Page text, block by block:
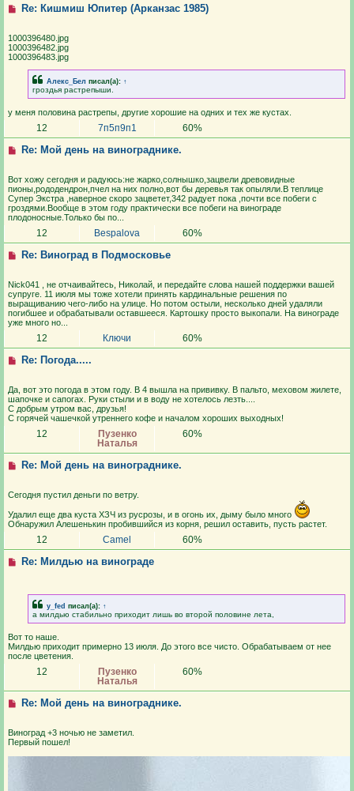
Re: Кишмиш Юпитер (Арканзас 1985)
1000396480.jpg
1000396482.jpg
1000396483.jpg
Алекс_Бел писал(а): ↑
гроздья растрепыши.
у меня половина растрепы, другие хорошие на одних и тех же кустах.
12 7п5п9п1 60%
Re: Мой день на винограднике.
Вот хожу сегодня и радуюсь:не жарко,солнышко,зацвели древовидные
пионы,рододендрон,пчел на них полно,вот бы деревья так опыляли.В теплице
Супер Экстра ,наверное скоро зацветет,342 радует пока ,почти все побеги с
гроздями.Вообще в этом году практически все побеги на винограде
плодоносные.Только бы по...
12 Bespalova 60%
Re: Виноград в Подмосковье
Nick041 , не отчаивайтесь, Николай, и передайте слова нашей поддержки вашей
супруге. 11 июля мы тоже хотели принять кардинальные решения по
выращиванию чего-либо на улице. Но потом остыли, несколько дней удаляли
погибшее и обрабатывали оставшееся. Картошку просто выкопали. На винограде
уже много но...
12 Ключи 60%
Re: Погода.....
Да, вот это погода в этом году. В 4 вышла на прививку. В пальто, меховом жилете,
шапочке и сапогах. Руки стыли и в воду не хотелось лезть....
С добрым утром вас, друзья!
С горячей чашечкой утреннего кофе и началом хороших выходных!
12
Пузенко
Наталья
60%
Re: Мой день на винограднике.
Сегодня пустил деньги по ветру.
Удалил еще два куста ХЗЧ из русрозы, и в огонь их, дыму было много
Обнаружил Алешенькин пробившийся из корня, решил оставить, пусть растет.
12 Camel 60%
Re: Милдью на винограде
y_fed писал(а): ↑
а милдью стабильно приходит лишь во второй половине лета,
Вот то наше.
Милдью приходит примерно 13 июля. До этого все чисто. Обрабатываем от нее
после цветения.
12
Пузенко
Наталья
60%
Re: Мой день на винограднике.
Виноград +3 ночью не заметил.
Первый пошел!